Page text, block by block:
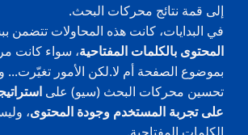
إلى قمة نتائج محركات البحث.
في البدايات، كانت هذه المحاولات تتضمن
المحتوى بالكلمات المفتاحية، سواء كانت
بموضوع الصفحة أم لا.لكن الأمور تغيّرت...
تحسين محركات البحث (سيو) على
على تجربة المستخدم وجودة المحتوى،